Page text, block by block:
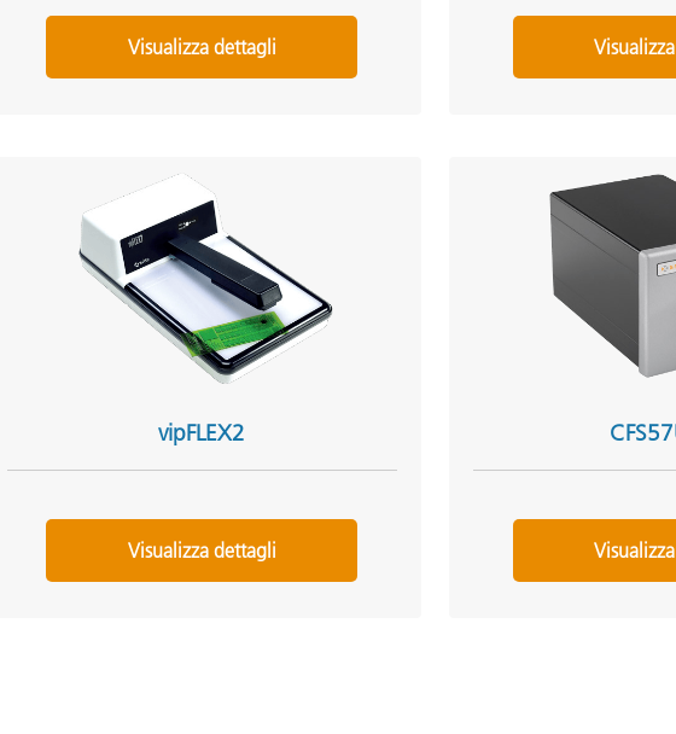
Visualizza dettagli
vipFLEX2
Visualizza dettagli